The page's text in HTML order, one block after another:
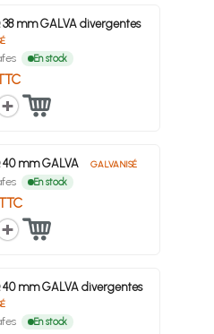
38 mm GALVA divergentes
En stock
40 mm GALVA GALVANISÉ
En stock
40 mm GALVA divergentes
En stock